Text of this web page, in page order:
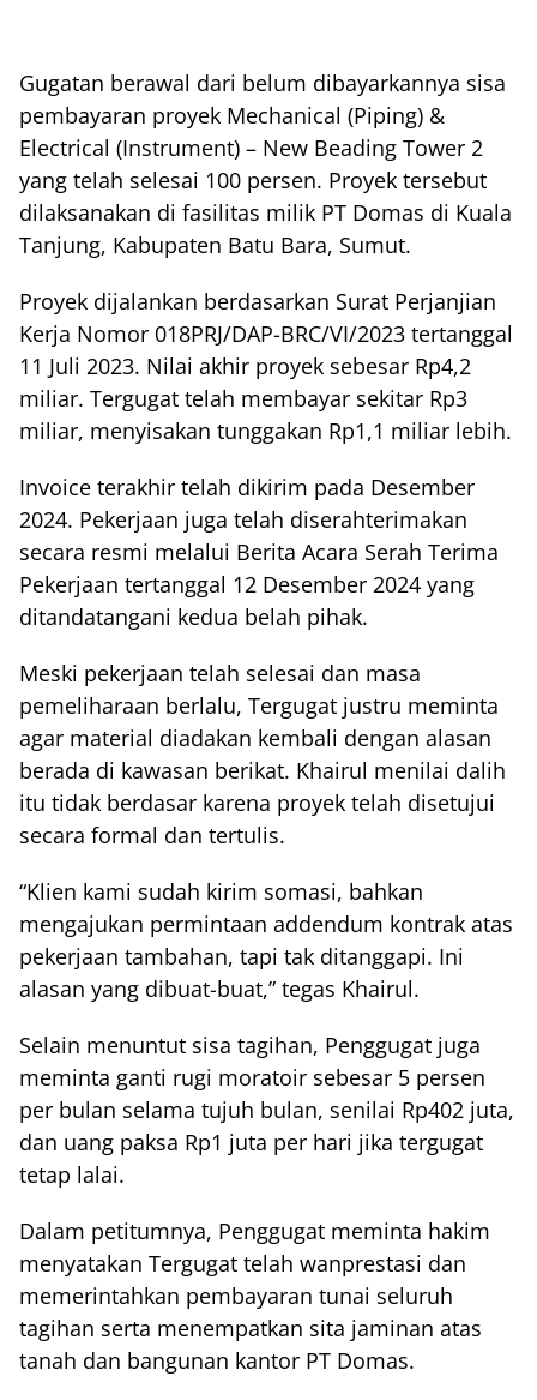
Gugatan berawal dari belum dibayarkannya sisa
pembayaran proyek Mechanical (Piping) &
Electrical (Instrument) – New Beading Tower 2
yang telah selesai 100 persen. Proyek tersebut
dilaksanakan di fasilitas milik PT Domas di Kuala
Tanjung, Kabupaten Batu Bara, Sumut.
Proyek dijalankan berdasarkan Surat Perjanjian
Kerja Nomor 018PRJ/DAP-BRC/VI/2023 tertanggal
11 Juli 2023. Nilai akhir proyek sebesar Rp4,2
miliar. Tergugat telah membayar sekitar Rp3
miliar, menyisakan tunggakan Rp1,1 miliar lebih.
Invoice terakhir telah dikirim pada Desember
2024. Pekerjaan juga telah diserahterimakan
secara resmi melalui Berita Acara Serah Terima
Pekerjaan tertanggal 12 Desember 2024 yang
ditandatangani kedua belah pihak.
Meski pekerjaan telah selesai dan masa
pemeliharaan berlalu, Tergugat justru meminta
agar material diadakan kembali dengan alasan
berada di kawasan berikat. Khairul menilai dalih
itu tidak berdasar karena proyek telah disetujui
secara formal dan tertulis.
“Klien kami sudah kirim somasi, bahkan
mengajukan permintaan addendum kontrak atas
pekerjaan tambahan, tapi tak ditanggapi. Ini
alasan yang dibuat-buat,” tegas Khairul.
Selain menuntut sisa tagihan, Penggugat juga
meminta ganti rugi moratoir sebesar 5 persen
per bulan selama tujuh bulan, senilai Rp402 juta,
dan uang paksa Rp1 juta per hari jika tergugat
tetap lalai.
Dalam petitumnya, Penggugat meminta hakim
menyatakan Tergugat telah wanprestasi dan
memerintahkan pembayaran tunai seluruh
tagihan serta menempatkan sita jaminan atas
tanah dan bangunan kantor PT Domas.